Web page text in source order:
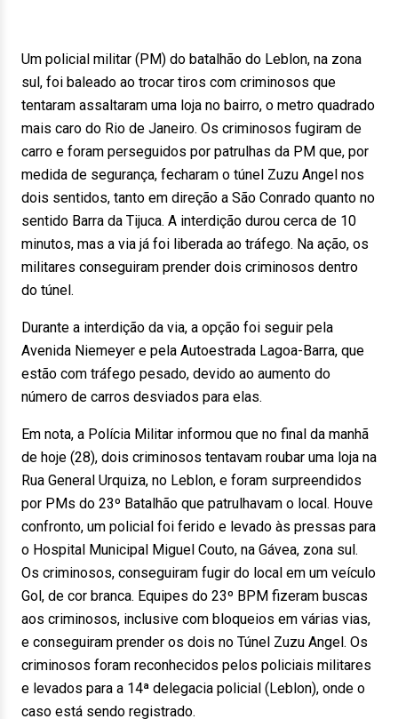
Um policial militar (PM) do batalhão do Leblon, na zona
sul, foi baleado ao trocar tiros com criminosos que
tentaram assaltaram uma loja no bairro, o metro quadrado
mais caro do Rio de Janeiro. Os criminosos fugiram de
carro e foram perseguidos por patrulhas da PM que, por
medida de segurança, fecharam o túnel Zuzu Angel nos
dois sentidos, tanto em direção a São Conrado quanto no
sentido Barra da Tijuca. A interdição durou cerca de 10
minutos, mas a via já foi liberada ao tráfego. Na ação, os
militares conseguiram prender dois criminosos dentro
do túnel.
Durante a interdição da via, a opção foi seguir pela
Avenida Niemeyer e pela Autoestrada Lagoa-Barra, que
estão com tráfego pesado, devido ao aumento do
número de carros desviados para elas.
Em nota, a Polícia Militar informou que no final da manhã
de hoje (28), dois criminosos tentavam roubar uma loja na
Rua General Urquiza, no Leblon, e foram surpreendidos
por PMs do 23º Batalhão que patrulhavam o local. Houve
confronto, um policial foi ferido e levado às pressas para
o Hospital Municipal Miguel Couto, na Gávea, zona sul.
Os criminosos, conseguiram fugir do local em um veículo
Gol, de cor branca. Equipes do 23º BPM fizeram buscas
aos criminosos, inclusive com bloqueios em várias vias,
e conseguiram prender os dois no Túnel Zuzu Angel. Os
criminosos foram reconhecidos pelos policiais militares
e levados para a 14ª delegacia policial (Leblon), onde o
caso está sendo registrado.